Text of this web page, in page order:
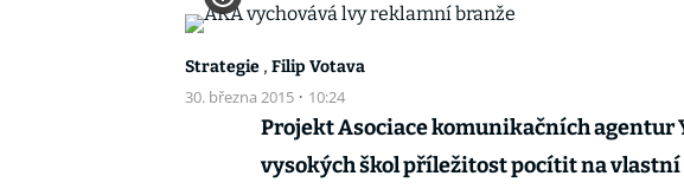
Strategie , Filip Votava
30. března 2015 · 10:24
Projekt Asociace komunikačních agentur
vysokých škol příležitost pocítit na vlastní